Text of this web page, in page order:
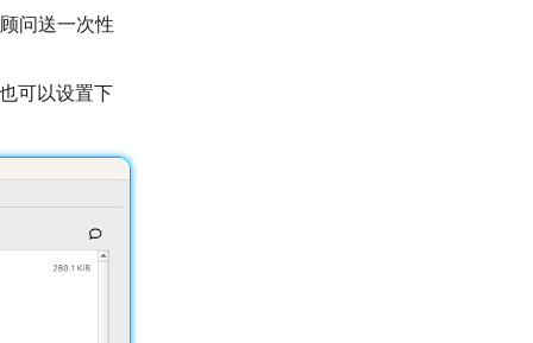
问送一次性
可以设置下